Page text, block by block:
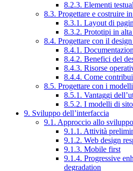
8.2.3. Elementi
8.3. Progettare e costruire
8.3.1. Layout di
8.3.2. Prototipi in alta
8.4. Progettare con il
8.4.1.
8.4.2. Benefici del
8.4.3. Risorse
8.4.4. Come
8.5. Progettare con i
8.5.1. Vantaggi
8.5.2. I modelli di
9. Sviluppo dell’interfaccia
9.1. Approccio allo sviluppo
9.1.1. Attività
9.1.2. Web design
9.1.3. Mobile first
9.1.4. Progressive
degradation